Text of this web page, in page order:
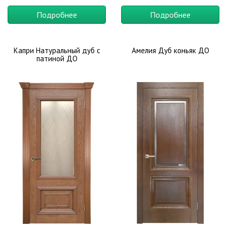
Подробнее Подробнее
Капри Натуральный дуб с
патиной ДО
Амелия Дуб коньяк ДО